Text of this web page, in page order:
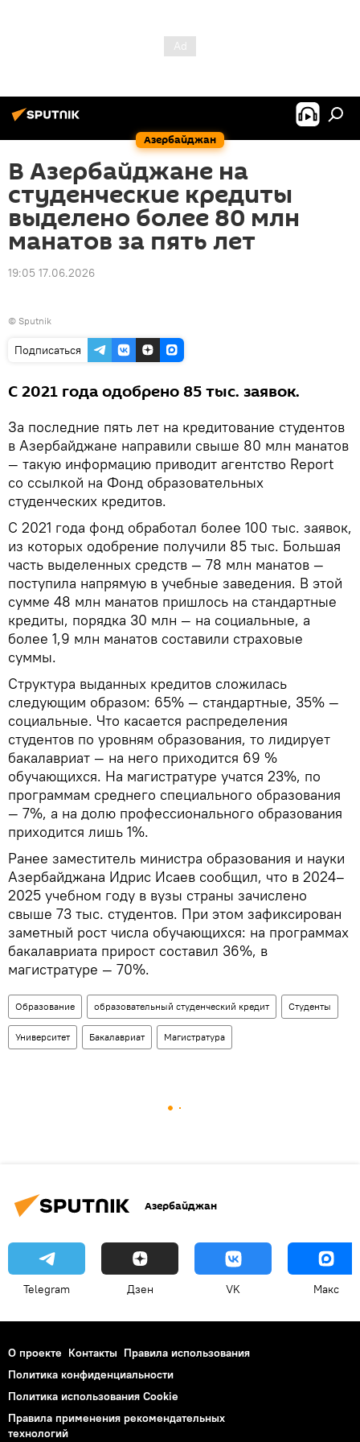
Азербайджан
В Азербайджане на
студенческие кредиты
выделено более 80 млн
манатов за пять лет
19:05 17.06.2026
© Sputnik
Подписаться
С 2021 года одобрено 85 тыс. заявок.
За последние пять лет на кредитование студентов
в Азербайджане направили свыше 80 млн манатов
— такую информацию приводит агентство Report
со ссылкой на Фонд образовательных
студенческих кредитов.
С 2021 года фонд обработал более 100 тыс. заявок,
из которых одобрение получили 85 тыс. Большая
часть выделенных средств — 78 млн манатов —
поступила напрямую в учебные заведения. В этой
сумме 48 млн манатов пришлось на стандартные
кредиты, порядка 30 млн — на социальные, а
более 1,9 млн манатов составили страховые
суммы.
Структура выданных кредитов сложилась
следующим образом: 65% — стандартные, 35% —
социальные. Что касается распределения
студентов по уровням образования, то лидирует
бакалавриат — на него приходится 69 %
обучающихся. На магистратуре учатся 23%, по
программам среднего специального образования
— 7%, а на долю профессионального образования
приходится лишь 1%.
Ранее заместитель министра образования и науки
Азербайджана Идрис Исаев сообщил, что в 2024–
2025 учебном году в вузы страны зачислено
свыше 73 тыс. студентов. При этом зафиксирован
заметный рост числа обучающихся: на программах
бакалавриата прирост составил 36%, в
магистратуре — 70%.
Образование образовательный студенческий кредит Студенты
Университет Бакалавриат Магистратура
Азербайджан
Telegram Дзен VK Макс
О проекте Контакты Правила использования
Политика конфиденциальности
Политика использования Cookie
Правила применения рекомендательных
технологий